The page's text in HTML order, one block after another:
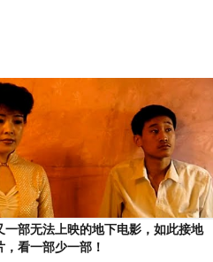
一部无法上映的地下电影，如此接地
看一部少一部！